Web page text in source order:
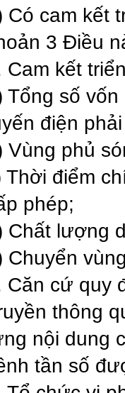
Có cam kết
3 Điều
Cam kết
Tổng số
điện
Vùng phủ
Thời điểm
phép;
Chất lượng
Chuyển
Căn cứ quy
thông
nội dung
tần số